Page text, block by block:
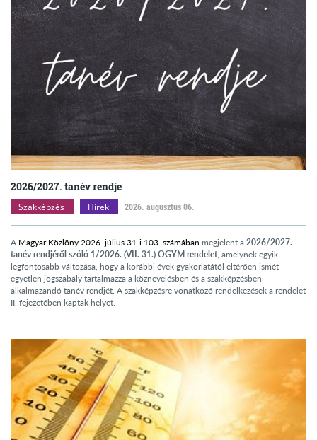
2026/2027. tanév rendje
Szakképzés Hírek 2026. augusztus 06.
A Magyar Közlöny 2026. július 31-i 103. számában megjelent a 2026/2027.
tanév rendjéről szóló 1/2026. (VII. 31.) OGYM rendelet, amelynek egyik
legfontosabb változása, hogy a korábbi évek gyakorlatától eltérően ismét
egyetlen jogszabály tartalmazza a köznevelésben és a szakképzésben
alkalmazandó tanév rendjét. A szakképzésre vonatkozó rendelkezések a rendelet
II. fejezetében kaptak helyet.